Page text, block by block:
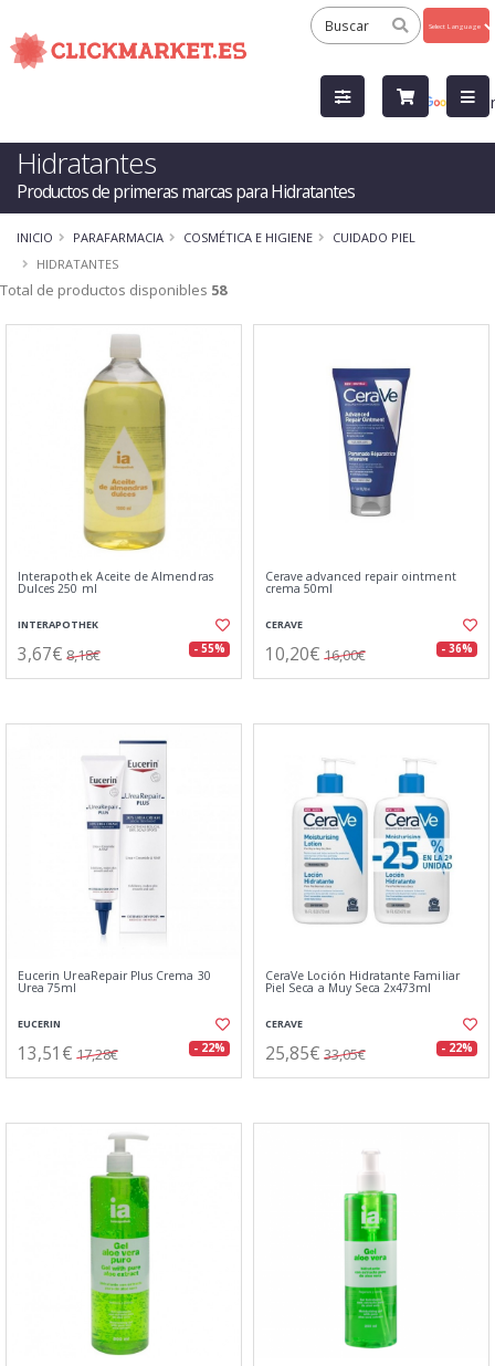
by
Hidratantes
Productos de primeras marcas para Hidratantes
INICIO PARAFARMACIA COSMÉTICA E HIGIENE
CUIDADO PIEL
HIDRATANTES
Total de productos disponibles 58
Interapothek Aceite de Almendras
Dulces 250 ml
INTERAPOTHEK
3,67€ 8,18€ - 55%
Cerave advanced repair ointment
crema 50ml
CERAVE
10,20€ 16,00€ - 36%
Eucerin UreaRepair Plus Crema 30
Urea 75ml
EUCERIN
13,51€ 17,28€ - 22%
CeraVe Loción Hidratante Familiar
Piel Seca a Muy Seca 2x473ml
CERAVE
25,85€ 33,05€ - 22%